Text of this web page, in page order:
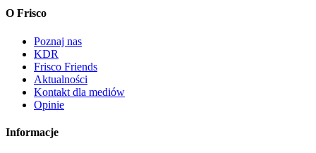
O Frisco
Poznaj nas
KDR
Frisco Friends
Aktualności
Kontakt dla mediów
Opinie
Informacje